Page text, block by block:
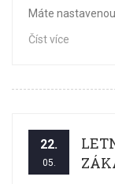
Máte
Číst více
22.
05.